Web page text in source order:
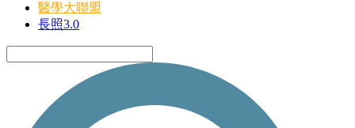
醫學大聯盟
長照3.0